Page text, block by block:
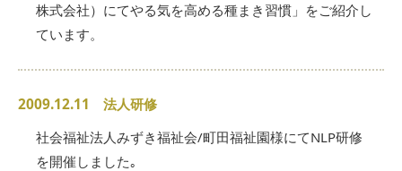
株式会社）にてやる気を高める種まき習慣」をご紹介し
ています。
2009.12.11 法人研修
社会福祉法人みずき福祉会/町田福祉園様にてNLP研修
を開催しました｡